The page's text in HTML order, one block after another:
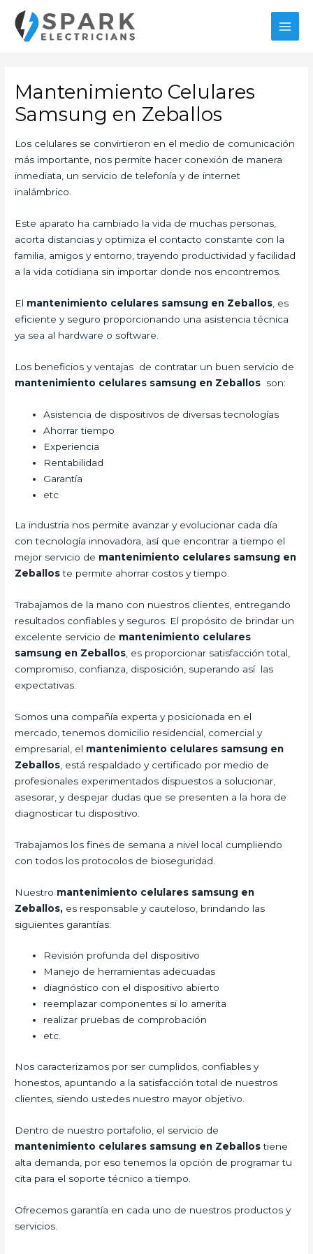
contenido
Mantenimiento Celulares
Samsung en Zeballos
Los celulares se convirtieron en el medio de comunicación
más importante, nos permite hacer conexión de manera
inmediata, un servicio de telefonía y de internet
inalámbrico.
Este aparato ha cambiado la vida de muchas personas,
acorta distancias y optimiza el contacto constante con la
familia, amigos y entorno, trayendo productividad y facilidad
a la vida cotidiana sin importar donde nos encontremos.
El mantenimiento celulares samsung en Zeballos , es
eficiente y seguro proporcionando una asistencia técnica
ya sea al hardware o software.
Los beneficios y ventajas de contratar un buen servicio de
mantenimiento celulares samsung en Zeballos son:
Asistencia de dispositivos de diversas tecnologías
Ahorrar tiempo
Experiencia
Rentabilidad
Garantía
etc
La industria nos permite avanzar y evolucionar cada día
con tecnología innovadora, así que encontrar a tiempo el
mejor servicio de mantenimiento celulares samsung en
Zeballoste permite ahorrar costos y tiempo.
Trabajamos de la mano con nuestros clientes, entregando
resultados confiables y seguros. El propósito de brindar un
excelente servicio de mantenimiento celulares
samsung en Zeballos , es proporcionar satisfacción total,
compromiso, confianza, disposición, superando así las
expectativas.
Somos una compañía experta y posicionada en el
mercado, tenemos domicilio residencial, comercial y
empresarial, el mantenimiento celulares samsung en
Zeballos , está respaldado y certificado por medio de
profesionales experimentados dispuestos a solucionar,
asesorar, y despejar dudas que se presenten a la hora de
diagnosticar tu dispositivo.
Trabajamos los fines de semana a nivel local cumpliendo
con todos los protocolos de bioseguridad.
Nuestro mantenimiento celulares samsung en
Zeballos, es responsable y cauteloso, brindando las
siguientes garantías:
Revisión profunda del dispositivo
Manejo de herramientas adecuadas
diagnóstico con el dispositivo abierto
reemplazar componentes si lo amerita
realizar pruebas de comprobación
etc.
Nos caracterizamos por ser cumplidos, confiables y
honestos, apuntando a la satisfacción total de nuestros
clientes, siendo ustedes nuestro mayor objetivo.
Dentro de nuestro portafolio, el servicio de
mantenimiento celulares samsung en Zeballostiene
alta demanda, por eso tenemos la opción de programar tu
cita para el soporte técnico a tiempo.
Ofrecemos garantía en cada uno de nuestros productos y
servicios.